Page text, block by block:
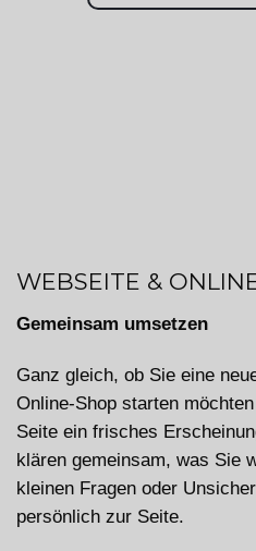
WEBSEITE &
Gemeinsam umsetzen
Ganz gleich, ob Sie eine
Online-Shop starten
Seite ein frisches
klären gemeinsam, was Sie
kleinen Fragen oder
persönlich zur Seite.